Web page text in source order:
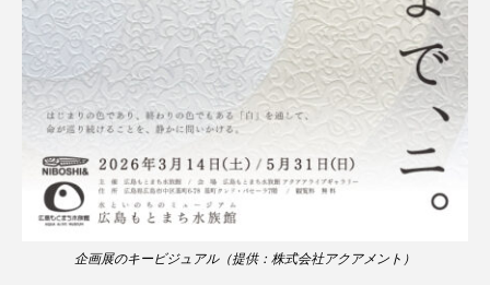
クモギンポ クラゲ クルマエビ
クロスジギンポ クロソイ クロダイ
クロツラヘラサギ クロマグロ
グラミー グルクン ケブカガニ ケラ
企画展のキービジュアル（提供：株式会社アクアメント）